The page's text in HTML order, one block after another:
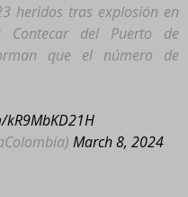
heridos tras explosión en
del Puerto de
que el número de
March 8, 2024